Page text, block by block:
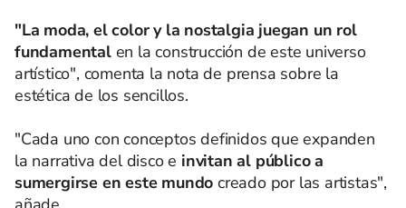
"La moda, el color y la nostalgia juegan un rol
fundamental en la construcción de este universo
artístico", comenta la nota de prensa sobre la
estética de los sencillos.
"Cada uno con conceptos definidos que expanden
la narrativa del disco e invitan al público a
sumergirse en este mundocreado por las artistas",